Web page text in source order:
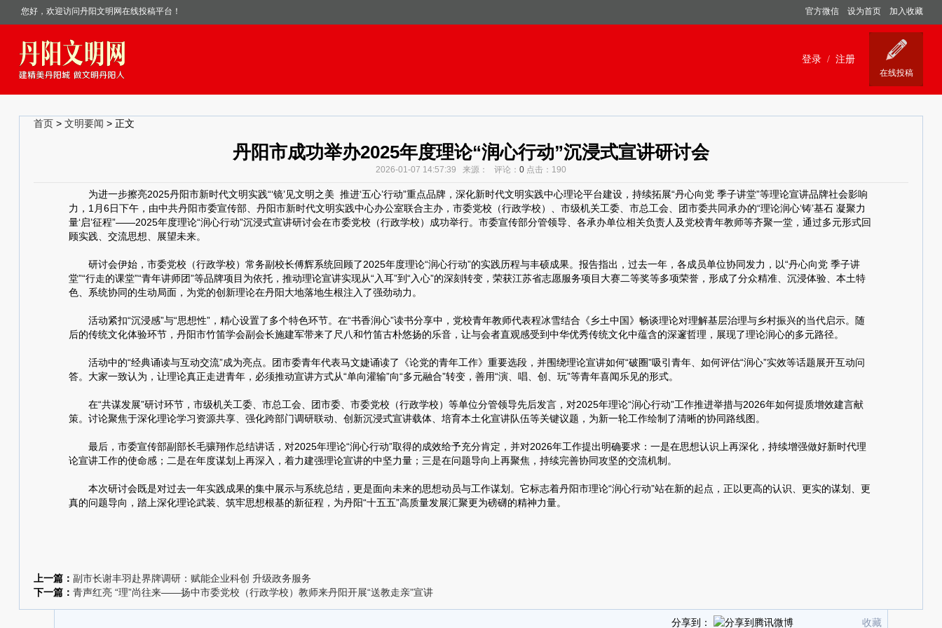
您好，欢迎访问丹阳文明网在线投稿平台！ 官方微信 设为首页 加入收藏
首页 > 文明要闻 > 正文
丹阳市成功举办2025年度理论“润心行动”沉浸式宣讲研讨会
2026-01-07 14:57:39 来源： 评论： 0 点击： 190
为进一步擦亮2025丹阳市新时代文明实践“‘镜’见文明之美 推进‘五心’行动”重点品牌，深化新时代文明实践中心理论平台建设，持续拓展“丹心向党 季子讲堂”等理论宣讲品牌社会影响
力，1月6日下午，由中共丹阳市委宣传部、丹阳市新时代文明实践中心办公室联合主办，市委党校（行政学校）、市级机关工委、市总工会、团市委共同承办的“理论润心‘铸’基石 凝聚力
量‘启’征程”——2025年度理论“润心行动”沉浸式宣讲研讨会在市委党校（行政学校）成功举行。市委宣传部分管领导、各承办单位相关负责人及党校青年教师等齐聚一堂，通过多元形式回
顾实践、交流思想、展望未来。
研讨会伊始，市委党校（行政学校）常务副校长傅辉系统回顾了2025年度理论“润心行动”的实践历程与丰硕成果。报告指出，过去一年，各成员单位协同发力，以“丹心向党 季子讲
堂”“行走的课堂”“青年讲师团”等品牌项目为依托，推动理论宣讲实现从“入耳”到“入心”的深刻转变，荣获江苏省志愿服务项目大赛二等奖等多项荣誉，形成了分众精准、沉浸体验、本土特
色、系统协同的生动局面，为党的创新理论在丹阳大地落地生根注入了强劲动力。
活动紧扣“沉浸感”与“思想性”，精心设置了多个特色环节。在“书香润心”读书分享中，党校青年教师代表程冰雪结合《乡土中国》畅谈理论对理解基层治理与乡村振兴的当代启示。随
后的传统文化体验环节，丹阳市竹笛学会副会长施建军带来了尺八和竹笛古朴悠扬的乐音，让与会者直观感受到中华优秀传统文化中蕴含的深邃哲理，展现了理论润心的多元路径。
活动中的“经典诵读与互动交流”成为亮点。团市委青年代表马文婕诵读了《论党的青年工作》重要选段，并围绕理论宣讲如何“破圈”吸引青年、如何评估“润心”实效等话题展开互动问
答。大家一致认为，让理论真正走进青年，必须推动宣讲方式从“单向灌输”向“多元融合”转变，善用“演、唱、创、玩”等青年喜闻乐见的形式。
在“共谋发展”研讨环节，市级机关工委、市总工会、团市委、市委党校（行政学校）等单位分管领导先后发言，对2025年理论“润心行动”工作推进举措与2026年如何提质增效建言献
策。讨论聚焦于深化理论学习资源共享、强化跨部门调研联动、创新沉浸式宣讲载体、培育本土化宣讲队伍等关键议题，为新一轮工作绘制了清晰的协同路线图。
最后，市委宣传部副部长毛骧翔作总结讲话，对2025年理论“润心行动”取得的成效给予充分肯定，并对2026年工作提出明确要求：一是在思想认识上再深化，持续增强做好新时代理
论宣讲工作的使命感；二是在年度谋划上再深入，着力建强理论宣讲的中坚力量；三是在问题导向上再聚焦，持续完善协同攻坚的交流机制。
本次研讨会既是对过去一年实践成果的集中展示与系统总结，更是面向未来的思想动员与工作谋划。它标志着丹阳市理论“润心行动”站在新的起点，正以更高的认识、更实的谋划、更
真的问题导向，踏上深化理论武装、筑牢思想根基的新征程，为丹阳“十五五”高质量发展汇聚更为磅礴的精神力量。
上一篇： 副市长谢丰羽赴界牌调研：赋能企业科创 升级政务服务
下一篇： 青声红亮 “理”尚往来——扬中市委党校（行政学校）教师来丹阳开展“送教走亲”宣讲
分享到： 收藏